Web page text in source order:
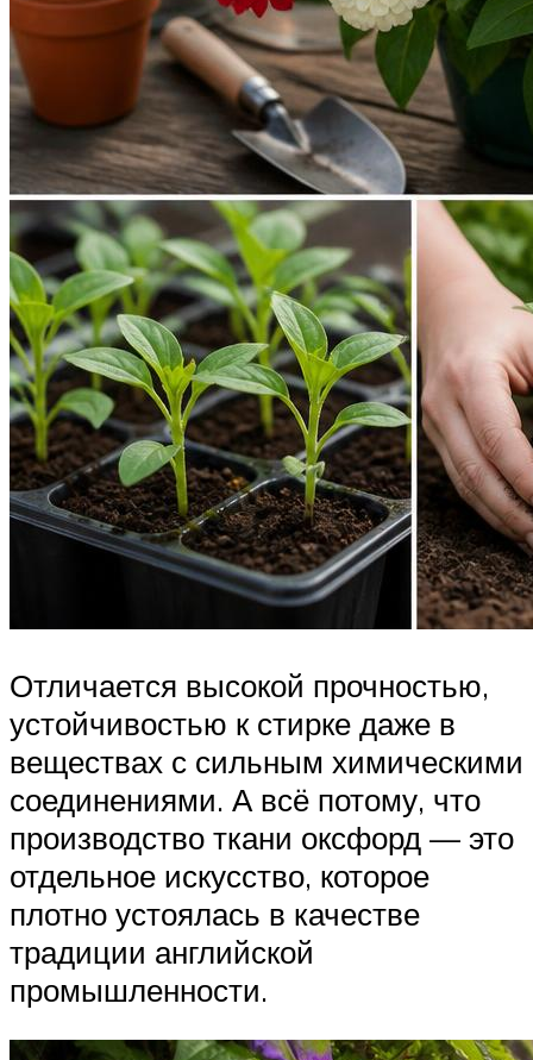
Отличается высокой прочностью,
устойчивостью к стирке даже в
веществах с сильным химическими
соединениями. А всё потому, что
производство ткани оксфорд — это
отдельное искусство, которое
плотно устоялась в качестве
традиции английской
промышленности.